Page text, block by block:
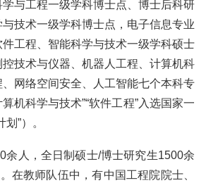
与工程一级学科博士点、博士后科研
技术一级学科博士点，电子信息专业
工程、智能科学与技术一级学科硕士
技术与仪器、机器人工程、计算机科
网络空间安全、人工智能七个本科专
算机科学与技术”“软件工程”入选国家一
”）。
余人，全日制硕士/博士研究生1500余
在教师队伍中，有中国工程院院士、